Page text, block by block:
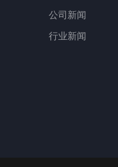
公司新闻
行业新闻